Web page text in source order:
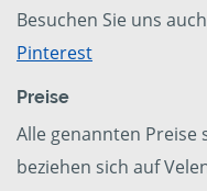
Besuchen Sie uns
Pinterest
Preise
Alle genannten Preise
beziehen sich auf